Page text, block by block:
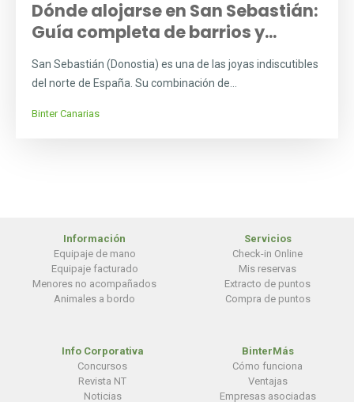
Dónde alojarse en San Sebastián:
Guía completa de barrios y...
San Sebastián (Donostia) es una de las joyas indiscutibles
del norte de España. Su combinación de...
Binter Canarias
Información
Equipaje de mano
Equipaje facturado
Menores no acompañados
Animales a bordo
Servicios
Check-in Online
Mis reservas
Extracto de puntos
Compra de puntos
Info Corporativa
Concursos
Revista NT
Noticias
BinterMás
Cómo funciona
Ventajas
Empresas asociadas